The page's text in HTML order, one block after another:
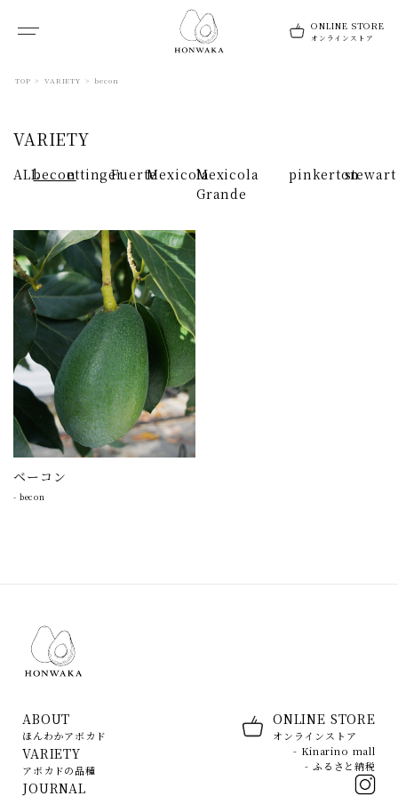
TOP > VARIETY > becon
VARIETY
ALLbeconettingerFuerteMexicolaMexicola
Grande
pinkertonstewart
ベーコン
- becon
ABOUT
ほんわかアボカド
VARIETY
アボカドの品種
JOURNAL
ONLINE STORE
オンラインストア
- Kinarino mall
- ふるさと納税